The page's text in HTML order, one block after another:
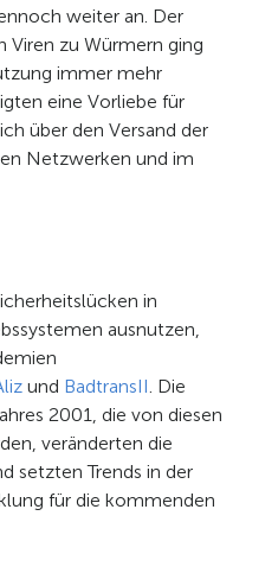
weiter an. Der
Viren zu Würmern ging
immer mehr
eine Vorliebe für
über den Versand der
Netzwerken und im
in
ausnutzen,
und BadtransII. Die
2001, die von diesen
veränderten die
setzten Trends in der
für die kommenden